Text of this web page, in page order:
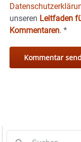
unseren Leitfaden
Kommentaren. *